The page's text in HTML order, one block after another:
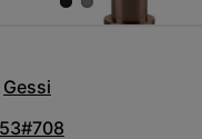
Gessi